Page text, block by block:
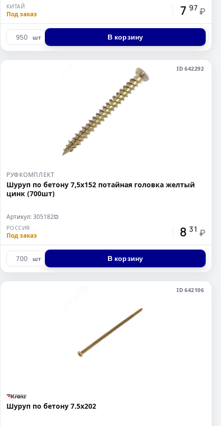
КИТАЙ
Под заказ 7 97 ₽
шт В корзину
ID 642292
РУФКОМПЛЕКТ
Шуруп по бетону 7,5х152 потайная головка желтый
цинк (700шт)
Артикул: 305182⧉
РОССИЯ
Под заказ 8 31 ₽
шт В корзину
ID 642106
Шуруп по бетону 7.5х202